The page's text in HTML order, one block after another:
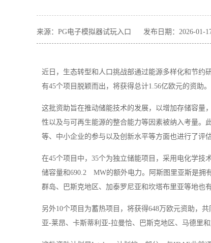
来源：PG电子模拟器试玩入口 发布日期：2026-01-
近日，生态转型和人口挑战部通过能源多样化和节约
有45个项目脱颖而出，将获得总计1.56亿欧元的资助。
这批资助旨在推动储能技术的发展，以增加存储容量
性以及与可再生能源的整合能力等因素被纳入考量。
等、中小企业的参与以及创新水平等方面也进行了评估
在45个项目中，35个为独立储能项目，采用电化学
储容量和690.2 MW的额外电力。阿斯图里亚斯是拥
群岛、巴斯克地区、加泰罗尼亚和坎塔布里亚等地也
另外10个项目为蓄热项目，将获得648万欧元资助，
亚-莱昂、卡斯蒂利亚-拉曼恰、巴斯克地区、马德里和